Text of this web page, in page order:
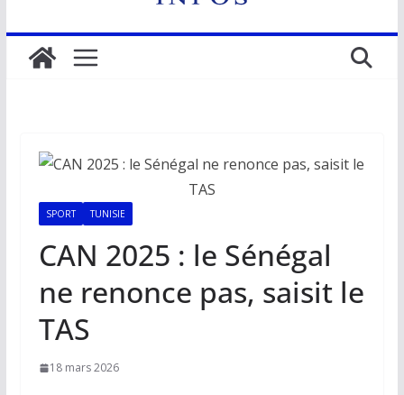
SPORT TUNISIE
CAN 2025 : le Sénégal
ne renonce pas, saisit le
TAS
18 mars 2026